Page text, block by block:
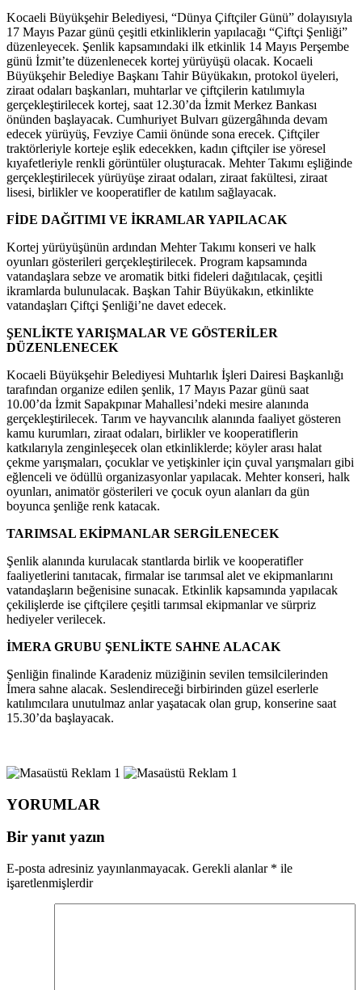
Kocaeli Büyükşehir Belediyesi, “Dünya Çiftçiler Günü” dolayısıyla
17 Mayıs Pazar günü çeşitli etkinliklerin yapılacağı “Çiftçi Şenliği”
düzenleyecek. Şenlik kapsamındaki ilk etkinlik 14 Mayıs Perşembe
günü İzmit’te düzenlenecek kortej yürüyüşü olacak. Kocaeli
Büyükşehir Belediye Başkanı Tahir Büyükakın, protokol üyeleri,
ziraat odaları başkanları, muhtarlar ve çiftçilerin katılımıyla
gerçekleştirilecek kortej, saat 12.30’da İzmit Merkez Bankası
önünden başlayacak. Cumhuriyet Bulvarı güzergâhında devam
edecek yürüyüş, Fevziye Camii önünde sona erecek. Çiftçiler
traktörleriyle korteje eşlik edecekken, kadın çiftçiler ise yöresel
kıyafetleriyle renkli görüntüler oluşturacak. Mehter Takımı eşliğinde
gerçekleştirilecek yürüyüşe ziraat odaları, ziraat fakültesi, ziraat
lisesi, birlikler ve kooperatifler de katılım sağlayacak.
FİDE DAĞITIMI VE İKRAMLAR YAPILACAK
Kortej yürüyüşünün ardından Mehter Takımı konseri ve halk
oyunları gösterileri gerçekleştirilecek. Program kapsamında
vatandaşlara sebze ve aromatik bitki fideleri dağıtılacak, çeşitli
ikramlarda bulunulacak. Başkan Tahir Büyükakın, etkinlikte
vatandaşları Çiftçi Şenliği’ne davet edecek.
ŞENLİKTE YARIŞMALAR VE GÖSTERİLER
DÜZENLENECEK
Kocaeli Büyükşehir Belediyesi Muhtarlık İşleri Dairesi Başkanlığı
tarafından organize edilen şenlik, 17 Mayıs Pazar günü saat
10.00’da İzmit Sapakpınar Mahallesi’ndeki mesire alanında
gerçekleştirilecek. Tarım ve hayvancılık alanında faaliyet gösteren
kamu kurumları, ziraat odaları, birlikler ve kooperatiflerin
katkılarıyla zenginleşecek olan etkinliklerde; köyler arası halat
çekme yarışmaları, çocuklar ve yetişkinler için çuval yarışmaları gibi
eğlenceli ve ödüllü organizasyonlar yapılacak. Mehter konseri, halk
oyunları, animatör gösterileri ve çocuk oyun alanları da gün
boyunca şenliğe renk katacak.
TARIMSAL EKİPMANLAR SERGİLENECEK
Şenlik alanında kurulacak stantlarda birlik ve kooperatifler
faaliyetlerini tanıtacak, firmalar ise tarımsal alet ve ekipmanlarını
vatandaşların beğenisine sunacak. Etkinlik kapsamında yapılacak
çekilişlerde ise çiftçilere çeşitli tarımsal ekipmanlar ve sürpriz
hediyeler verilecek.
İMERA GRUBU ŞENLİKTE SAHNE ALACAK
Şenliğin finalinde Karadeniz müziğinin sevilen temsilcilerinden
İmera sahne alacak. Seslendireceği birbirinden güzel eserlerle
katılımcılara unutulmaz anlar yaşatacak olan grup, konserine saat
15.30’da başlayacak.
YORUMLAR
Bir yanıt yazın
E-posta adresiniz yayınlanmayacak. Gerekli alanlar * ile
işaretlenmişlerdir